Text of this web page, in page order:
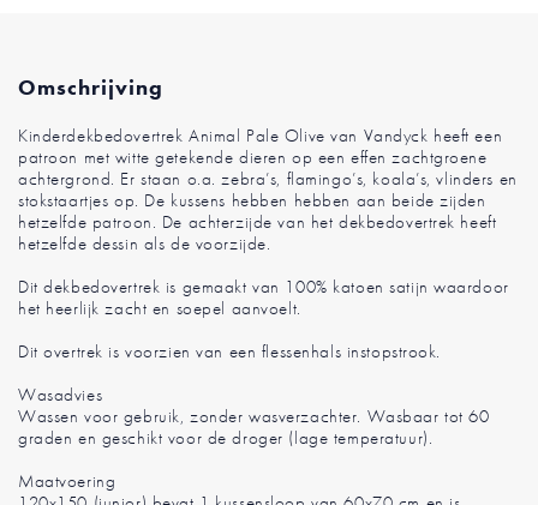
Omschrijving
Kinderdekbedovertrek Animal Pale Olive van Vandyck heeft een
patroon met witte getekende dieren op een effen zachtgroene
achtergrond. Er staan o.a. zebra’s, flamingo’s, koala’s, vlinders en
stokstaartjes op. De kussens hebben hebben aan beide zijden
hetzelfde patroon. De achterzijde van het dekbedovertrek heeft
hetzelfde dessin als de voorzijde.
Dit dekbedovertrek is gemaakt van 100% katoen satijn waardoor
het heerlijk zacht en soepel aanvoelt.
Dit overtrek is voorzien van een flessenhals instopstrook.
Wasadvies
Wassen voor gebruik, zonder wasverzachter. Wasbaar tot 60
graden en geschikt voor de droger (lage temperatuur).
Maatvoering